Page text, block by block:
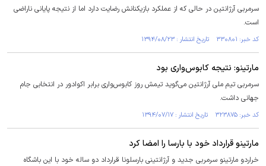
سرمربی آرژانتین در حالی که از عملکرد بازیکنانش رضایت دارد اما از نتیجه‌ پایانی ناراضی
است.
کد خبر: ۳۳۰۸۰۱ تاریخ انتشار : ۱۳۹۴/۰۸/۲۳
مارتینو: نتیجه کابوس‌واری بود
سرمربی تیم ملی آرژانتین می‌گوید تیمش روز کابوس‌واری برابر اکوادور در انتخابی جام
جهانی داشت.
کد خبر: ۳۲۳۸۷۵ تاریخ انتشار : ۱۳۹۴/۰۷/۱۷
مارتینو قرارداد خود با بارسا را امضا کرد
خراردو مارتینو سرمربی جدید و آرژانتینی بارسلونا قرارداد دو ساله خود با این باشگاه